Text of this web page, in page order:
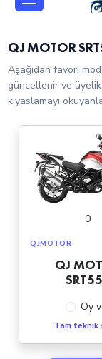
QJ MOTOR
Aşağıdan favori
güncellenir ve
kıyaslamayı
0
QJMOTOR
QJ
Oy
Tam teknik